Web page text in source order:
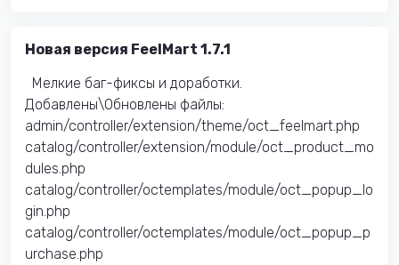
Новая версия FeelMart 1.7.1
Мелкие баг-фиксы и доработки.
Добавлены\Обновлены файлы:
admin/controller/extension/theme/oct_feelmart.php
catalog/controller/extension/module/oct_product_mo
dules.php
catalog/controller/octemplates/module/oct_popup_lo
gin.php
catalog/controller/octemplates/module/oct_popup_p
urchase.php